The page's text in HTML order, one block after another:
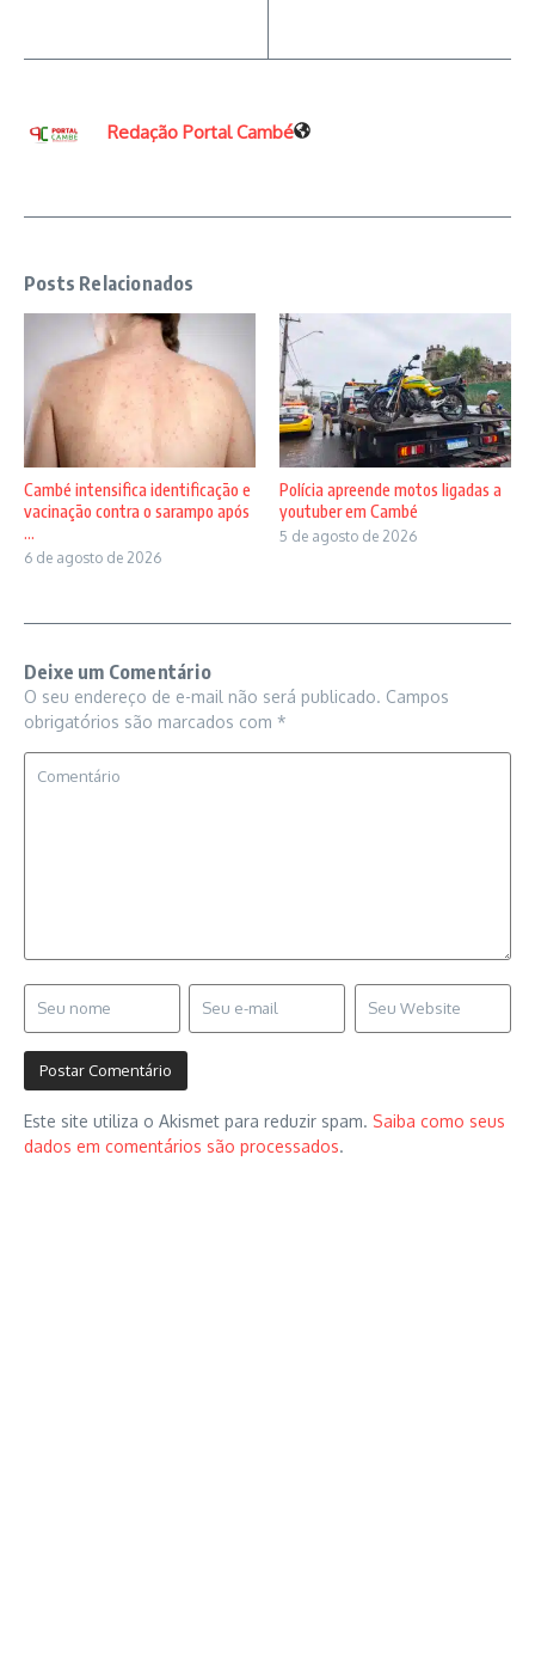
Redação Portal Cambé
Posts Relacionados
Cambé intensifica identificação e
vacinação contra o sarampo após
...
6 de agosto de 2026
Polícia apreende motos ligadas a
youtuber em Cambé
5 de agosto de 2026
Deixe um Comentário
O seu endereço de e-mail não será publicado. Campos
obrigatórios são marcados com *
Este site utiliza o Akismet para reduzir spam. Saiba como seus
dados em comentários são processados.